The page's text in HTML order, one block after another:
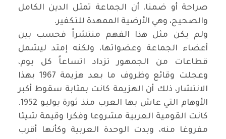
صراحة أو ضمنا، أن الجماعة تمثل الدين الكامل
والصحيح، وهي الأرضية الممهدة للتكفير.
ولم يكن مثل هذا الفهم منتشراً فحسب بين
أعضاء الجماعة وعضواتها، ولكنه إمتد ليشمل
قطاعات من الجمهور تزداد اتساعاً كل يوم،
وعجلت وقائع وظروف ما بعد هزيمة 1967 بهذا
الانتشار، ذلك أن الهزيمة كانت بمثابة سقوط أكبر
الأوهام التي عاش بها العرب منذ ثورة يوليو 1952.
كانت القومية العربية مشروعا وفكرا وقيمة شيئا
مفروغا منه، وبدت الوحدة العربية وكأنها أقرب